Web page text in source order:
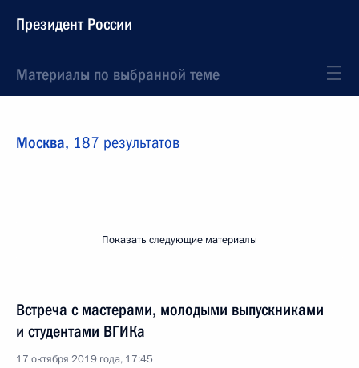
Президент России
Материалы по выбранной теме
Москва, 187 результатов
Показать следующие материалы
Встреча с мастерами, молодыми выпускниками
и студентами ВГИКа
17 октября 2019 года, 17:45